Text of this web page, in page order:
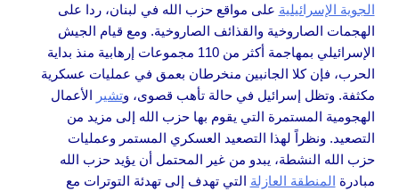
الجوية الإسرائيلية على مواقع حزب الله في لبنان، ردا على
الهجمات الصاروخية والقذائف الصاروخية. ومع قيام الجيش
الإسرائيلي بمهاجمة أكثر من 110 مجموعات إرهابية منذ بداية
الحرب، فإن كلا الجانبين منخرطان بعمق في عمليات عسكرية
مكثفة. وتظل إسرائيل في حالة تأهب قصوى، وتشير الأعمال
الهجومية المستمرة التي يقوم بها حزب الله إلى مزيد من
التصعيد. ونظراً لهذا التصعيد العسكري المستمر وعمليات
حزب الله النشطة، يبدو من غير المحتمل أن يؤيد حزب الله
مبادرة المنطقة العازلة التي تهدف إلى تهدئة التوترات مع